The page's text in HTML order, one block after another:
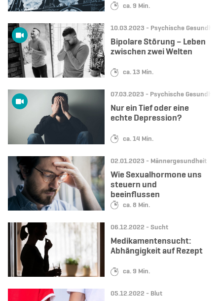
Lesedauer:
ca. 9 Min.
Datum:
10.03.2023 - Kategorie:
Psychische Gesundheit
Lesedauer:
ca. 13 Min.
Bipolare Störung – Leben
zwischen zwei Welten
Datum:
07.03.2023 - Kategorie:
Psychische Gesundheit
Lesedauer:
ca. 14 Min.
Nur ein Tief oder eine
echte Depression?
Datum:
02.01.2023 - Kategorie:
Männergesundheit
Lesedauer:
ca. 8 Min.
Wie Sexualhormone uns
steuern und
beeinflussen
Datum:
06.12.2022 - Kategorie:
Sucht
Lesedauer:
ca. 9 Min.
Medikamentensucht:
Abhängigkeit auf Rezept
Datum:
05.12.2022 - Kategorie:
Blut